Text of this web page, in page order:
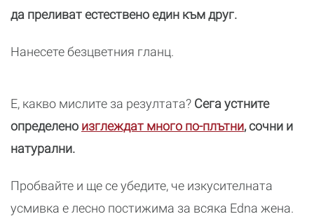
да преливат естествено един към друг.
Нанесете безцветния гланц.
Е, какво мислите за резултата? Сега устните
определено изглеждат много по-плътни, сочни и
натурални.
Пробвайте и ще се убедите, че изкусителната
усмивка е лесно постижима за всяка Edna жена.